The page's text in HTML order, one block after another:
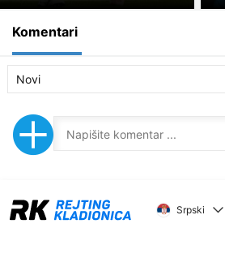
Komentari
Novi
Srpski